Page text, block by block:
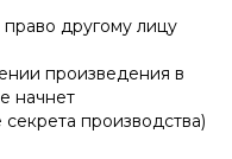
другому лицу
произведения в
начнет
производства)